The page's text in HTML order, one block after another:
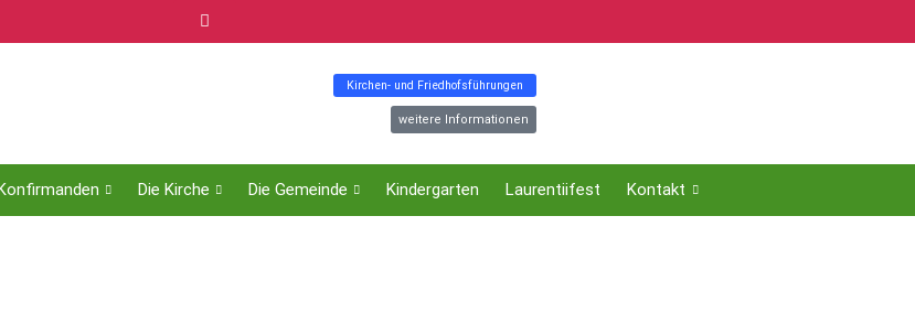
Kirchen- und Friedhofsführungen
weitere Informationen
Die Kirche Die Gemeinde Kindergarten Laurentiifest Kontakt